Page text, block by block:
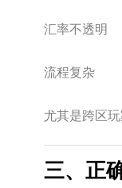
汇率不透明
流程复杂
尤其是跨区
三、正